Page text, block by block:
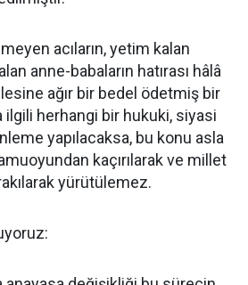
acıların, yetim kalan
anne-babaların hatırası hâlâ
ağır bir bedel ödetmiş bir
ilgili herhangi bir hukuki, siyasi
yapılacaksa, bu konu asla
kaçırılarak ve millet
yürütülemez.